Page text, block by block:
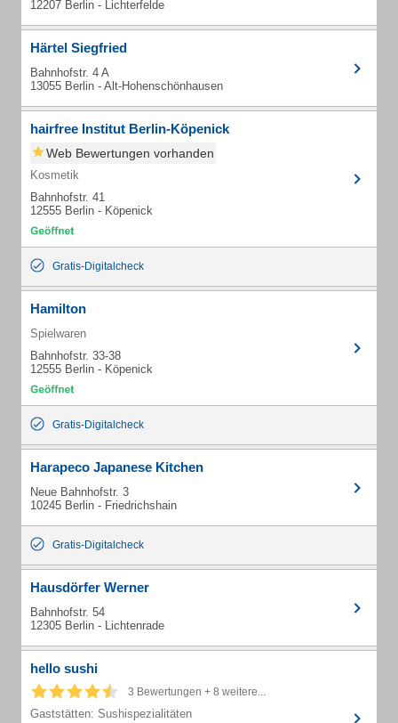
12207 Berlin - Lichterfelde
Härtel Siegfried
Bahnhofstr. 4 A
13055 Berlin - Alt-Hohenschönhausen
hairfree Institut Berlin-Köpenick
Web Bewertungen vorhanden
Kosmetik
Bahnhofstr. 41
12555 Berlin - Köpenick
Gratis-Digitalcheck
Hamilton
Spielwaren
Bahnhofstr. 33-38
12555 Berlin - Köpenick
Gratis-Digitalcheck
Harapeco Japanese Kitchen
Neue Bahnhofstr. 3
10245 Berlin - Friedrichshain
Gratis-Digitalcheck
Hausdörfer Werner
Bahnhofstr. 54
12305 Berlin - Lichtenrade
hello sushi
3 Bewertungen + 8 weitere...
Gaststätten: Sushispezialitäten